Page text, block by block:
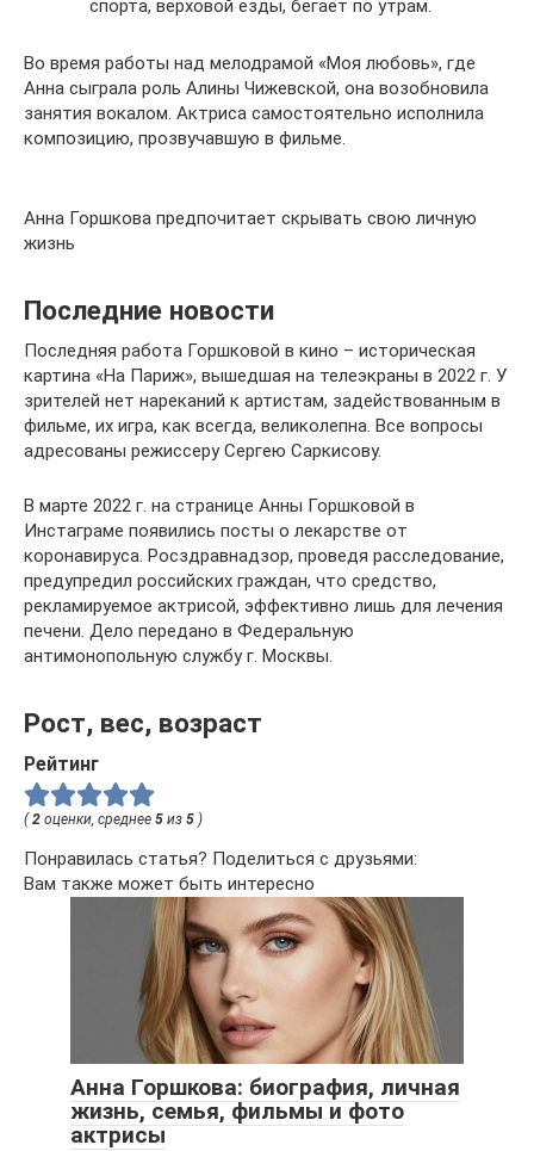
спорта, верховой езды, бегает по утрам.
Во время работы над мелодрамой «Моя любовь», где
Анна сыграла роль Алины Чижевской, она возобновила
занятия вокалом. Актриса самостоятельно исполнила
композицию, прозвучавшую в фильме.
Анна Горшкова предпочитает скрывать свою личную
жизнь
Последние новости
Последняя работа Горшковой в кино – историческая
картина «На Париж», вышедшая на телеэкраны в 2022 г. У
зрителей нет нареканий к артистам, задействованным в
фильме, их игра, как всегда, великолепна. Все вопросы
адресованы режиссеру Сергею Саркисову.
В марте 2022 г. на странице Анны Горшковой в
Инстаграме появились посты о лекарстве от
коронавируса. Росздравнадзор, проведя расследование,
предупредил российских граждан, что средство,
рекламируемое актрисой, эффективно лишь для лечения
печени. Дело передано в Федеральную
антимонопольную службу г. Москвы.
Рост, вес, возраст
Рейтинг
( 2 оценки, среднее 5 из 5 )
Понравилась статья? Поделиться с друзьями:
Вам также может быть интересно
Анна Горшкова: биография, личная
жизнь, семья, фильмы и фото
актрисы